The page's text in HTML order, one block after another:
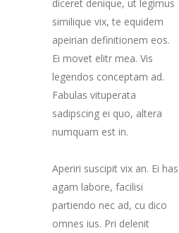
diceret denique, ut legimus
similique vix, te equidem
apeirian definitionem eos.
Ei movet elitr mea. Vis
legendos conceptam ad.
Fabulas vituperata
sadipscing ei quo, altera
numquam est in.
Aperiri suscipit vix an. Ei has
agam labore, facilisi
partiendo nec ad, cu dico
omnes ius. Pri delenit